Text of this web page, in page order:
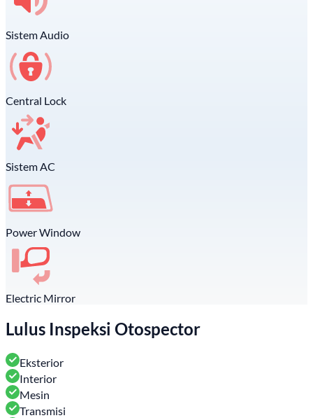
Sistem Audio
Central Lock
Sistem AC
Power Window
Electric Mirror
Lulus Inspeksi Otospector
Eksterior
Interior
Mesin
Transmisi